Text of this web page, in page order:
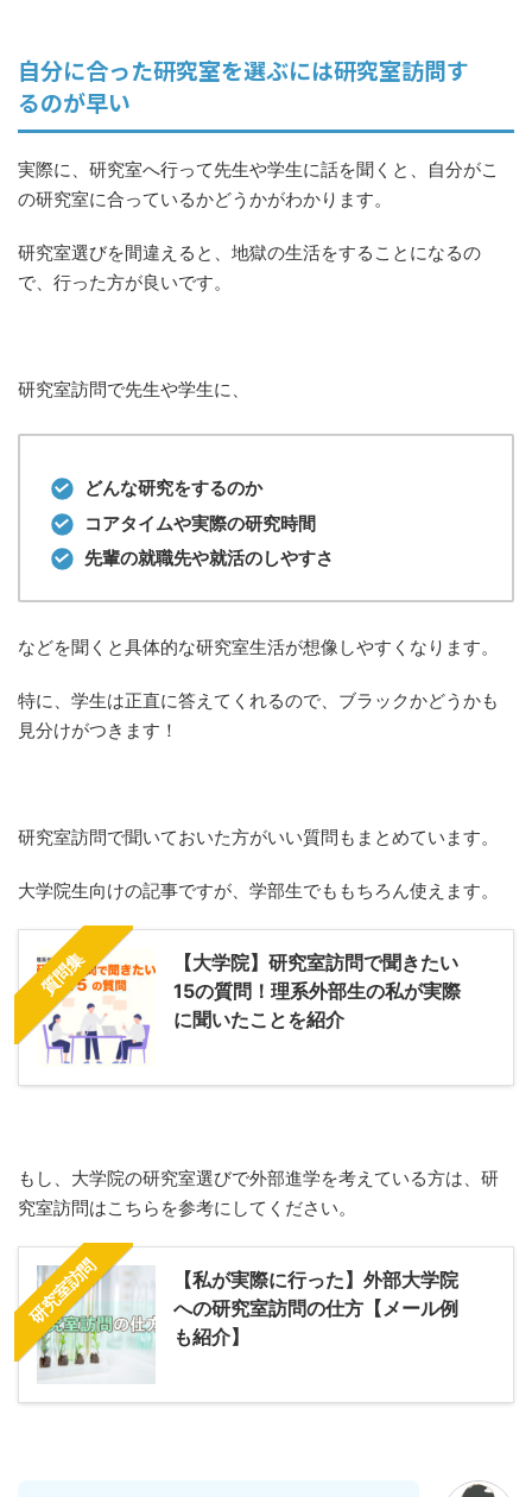
自分に合った研究室を選ぶには研究室訪問す
るのが早い
実際に、研究室へ行って先生や学生に話を聞くと、自分がこ
の研究室に合っているかどうかがわかります。
研究室選びを間違えると、地獄の生活をすることになるの
で、行った方が良いです。
研究室訪問で先生や学生に、
どんな研究をするのか
コアタイムや実際の研究時間
先輩の就職先や就活のしやすさ
などを聞くと具体的な研究室生活が想像しやすくなります。
特に、学生は正直に答えてくれるので、ブラックかどうかも
見分けがつきます！
研究室訪問で聞いておいた方がいい質問もまとめています。
大学院生向けの記事ですが、学部生でももちろん使えます。
質問集
【大学院】研究室訪問で聞きたい
15の質問！理系外部生の私が実際
に聞いたことを紹介
もし、大学院の研究室選びで外部進学を考えている方は、研
究室訪問はこちらを参考にしてください。
研究室訪問
【私が実際に行った】外部大学院
への研究室訪問の仕方【メール例
も紹介】